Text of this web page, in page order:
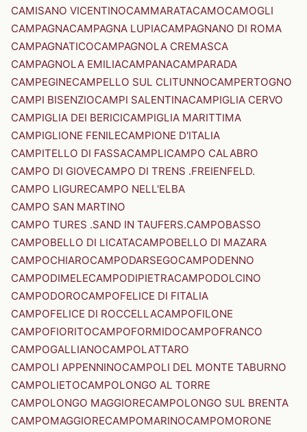
CAMISANO VICENTINOCAMMARATACAMOCAMOGLI
CAMPAGNACAMPAGNA LUPIACAMPAGNANO DI ROMA
CAMPAGNATICOCAMPAGNOLA CREMASCA
CAMPAGNOLA EMILIACAMPANACAMPARADA
CAMPEGINECAMPELLO SUL CLITUNNOCAMPERTOGNO
CAMPI BISENZIOCAMPI SALENTINACAMPIGLIA CERVO
CAMPIGLIA DEI BERICICAMPIGLIA MARITTIMA
CAMPIGLIONE FENILECAMPIONE D'ITALIA
CAMPITELLO DI FASSACAMPLICAMPO CALABRO
CAMPO DI GIOVECAMPO DI TRENS .FREIENFELD.
CAMPO LIGURECAMPO NELL'ELBA
CAMPO SAN MARTINO
CAMPO TURES .SAND IN TAUFERS.CAMPOBASSO
CAMPOBELLO DI LICATACAMPOBELLO DI MAZARA
CAMPOCHIAROCAMPODARSEGOCAMPODENNO
CAMPODIMELECAMPODIPIETRACAMPODOLCINO
CAMPODOROCAMPOFELICE DI FITALIA
CAMPOFELICE DI ROCCELLACAMPOFILONE
CAMPOFIORITOCAMPOFORMIDOCAMPOFRANCO
CAMPOGALLIANOCAMPOLATTARO
CAMPOLI APPENNINOCAMPOLI DEL MONTE TABURNO
CAMPOLIETOCAMPOLONGO AL TORRE
CAMPOLONGO MAGGIORECAMPOLONGO SUL BRENTA
CAMPOMAGGIORECAMPOMARINOCAMPOMORONE